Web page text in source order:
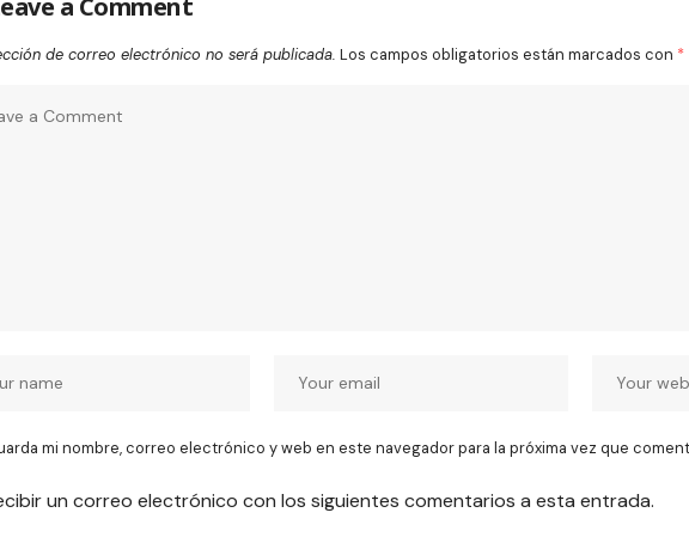
a Comment
de correo electrónico no será publicada. Los campos obligatorios están marcados con *
mi nombre, correo electrónico y web en este navegador para la próxima vez que
un correo electrónico con los siguientes comentarios a esta entrada.